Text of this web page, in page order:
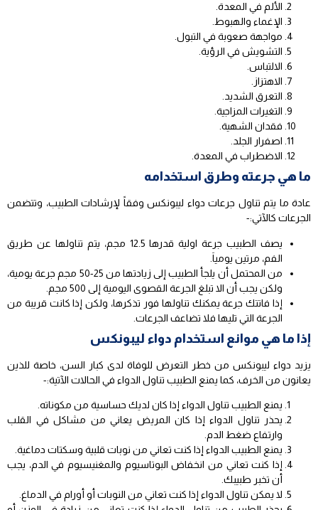
الألم في المعدة.
الإغماء والهبوط.
مواجهة صعوبة في التبول.
التشويش في الرؤية.
الالتباس.
الاهتزاز.
التعرق الشديد.
التغيرات المزاجية.
فقدان الشهية.
اصفرار الجلد.
الاضطراب في المعدة.
ما هي جرعته وطرق استخدامه
عادة ما يتم تناول جرعات دواء ليبونكس وفقاً لإرشادات الطبيب، وتتضمن
الجرعات كالآتي:-
يصف الطبيب جرعة اولية قدرها 12.5 مجم، يتم تناولها عن طريق
الفم، مرتين يومياَ.
من المحتمل أن يلجأ الطبيب إلى زيادتها من 25-50 مجم جرعة يومية،
ولكن يجب أن الا تبلغ الجرعة القصوى اليومية إلى 500 مجم.
إذا فاتتك جرعة يمكنك تناولها فور تذكرها، ولكن إذا كانت قريبة من
الجرعة التي تليها فلا تضاعف الجرعات.
إذا ما هي موانع استخدام دواء ليبونكس
يزيد دواء ليبونكس من خطر التعرض للوفاة لدى كبار السن، خاصة للذين
يعانون من الخرف، كما يمنع الطبيب تناول الدواء في الحالات الآتية:-
يمنع الطبيب تناول الدواء إذا كان لديك حساسية من مكوناته.
يحذر تناول الدواء إذا كان المريض يعاني من مشاكل في القلب
وارتفاع ضغط الدم.
يمنع الطبيب الدواء إذا كنت تعاني من نوبات قلبية وسكتات دماغية.
إذا كنت تعاني من انخفاض البوتاسيوم والمغنيسيوم في الدم، يجب
أن تخبر طبيبك.
لا يمكن تناول الدواء إذا كنت تعاني من النوبات أو أورام في الدماغ.